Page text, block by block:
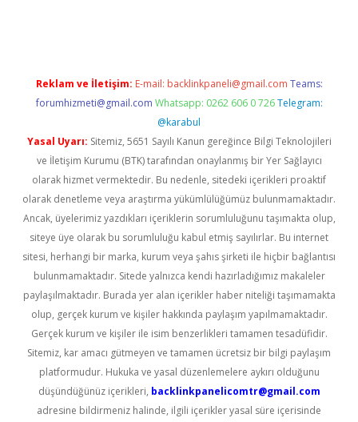
Reklam ve İletişim: E-mail: backlinkpaneli@gmail.com Teams:
forumhizmeti@gmail.com Whatsapp: 0262 606 0 726 Telegram:
@karabul
Yasal Uyarı: Sitemiz, 5651 Sayılı Kanun gereğince Bilgi Teknolojileri
ve İletişim Kurumu (BTK) tarafından onaylanmış bir Yer Sağlayıcı
olarak hizmet vermektedir. Bu nedenle, sitedeki içerikleri proaktif
olarak denetleme veya araştırma yükümlülüğümüz bulunmamaktadır.
Ancak, üyelerimiz yazdıkları içeriklerin sorumluluğunu taşımakta olup,
siteye üye olarak bu sorumluluğu kabul etmiş sayılırlar. Bu internet
sitesi, herhangi bir marka, kurum veya şahıs şirketi ile hiçbir bağlantısı
bulunmamaktadır. Sitede yalnızca kendi hazırladığımız makaleler
paylaşılmaktadır. Burada yer alan içerikler haber niteliği taşımamakta
olup, gerçek kurum ve kişiler hakkında paylaşım yapılmamaktadır.
Gerçek kurum ve kişiler ile isim benzerlikleri tamamen tesadüfidir.
Sitemiz, kar amacı gütmeyen ve tamamen ücretsiz bir bilgi paylaşım
platformudur. Hukuka ve yasal düzenlemelere aykırı olduğunu
düşündüğünüz içerikleri, backlinkpanelicomtr@gmail.com
adresine bildirmeniz halinde, ilgili içerikler yasal süre içerisinde